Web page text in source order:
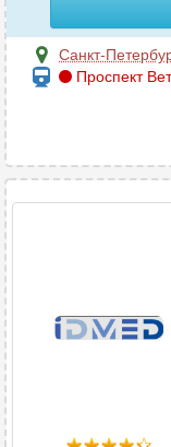
Гирудотерапия
Санкт-
Проспект